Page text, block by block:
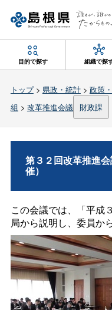
目的で探す 組織で探
トップ> 県政・統計> 政策
組 > 改革推進会議 財政課
第３２回改革推進
催）
この会議では、「平成
局から説明し、委員か